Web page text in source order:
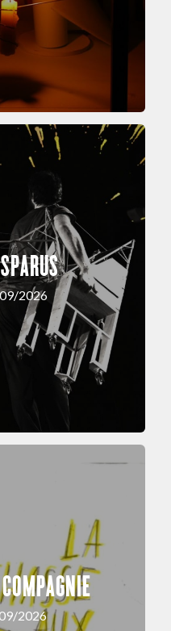
2026
2026